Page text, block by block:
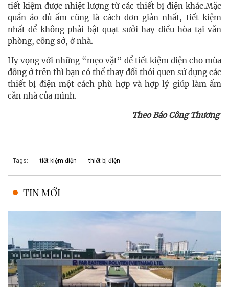
tiết kiệm được nhiệt lượng từ các thiết bị điện khác.Mặc
quần áo đủ ấm cũng là cách đơn giản nhất, tiết kiệm
nhất để không phải bật quạt sưởi hay điều hòa tại văn
phòng, công sở, ở nhà.
Hy vọng với những “mẹo vặt” để tiết kiệm điện cho mùa
đông ở trên thì bạn có thể thay đổi thói quen sử dụng các
thiết bị điện một cách phù hợp và hợp lý giúp làm ấm
căn nhà của mình.
Theo Báo Công Thương
Tags: tiết kiệm điện thiết bị điện
TIN MỚI